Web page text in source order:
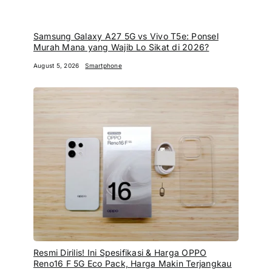
Samsung Galaxy A27 5G vs Vivo T5e: Ponsel
Murah Mana yang Wajib Lo Sikat di 2026?
August 5, 2026 Smartphone
Resmi Dirilis! Ini Spesifikasi & Harga OPPO
Reno16 F 5G Eco Pack, Harga Makin Terjangkau